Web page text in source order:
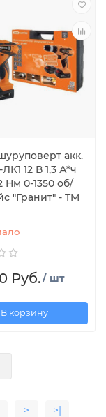
акк.
12 В 1,3 А*ч
Нм 0-1350 об/
"Гранит" - TM
Руб./ шт
В корзину
> >|